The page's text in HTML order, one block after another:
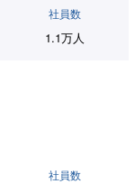
社員数
1.1万人
社員数